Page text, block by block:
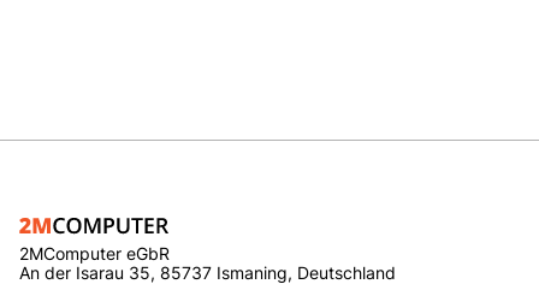
2MComputer eGbR
An der Isarau 35, 85737 Ismaning, Deutschland